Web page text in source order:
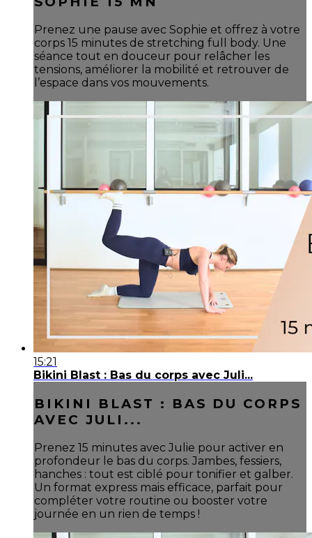
Prenez une pause avec Sophie et offrez à votre
corps 15 minutes de stretching full body. Une
séance tout en douceur pour relâcher les
tensions, améliorer la mobilité et retrouver de
l’espace dans vos mouvements.
15:21
Bikini Blast : Bas du corps avec Juli...
BIKINI BLAST : BAS DU CORPS
AVEC JULI...
Prenez 15 minutes avec Julie pour activer en
profondeur le bas du corps. Jambes, fessiers,
hanches : tout est ciblé pour tonifier et galber.
Un format express mais efficace, parfait pour
compléter votre routine ou booster votre
journée en un rien de temps !